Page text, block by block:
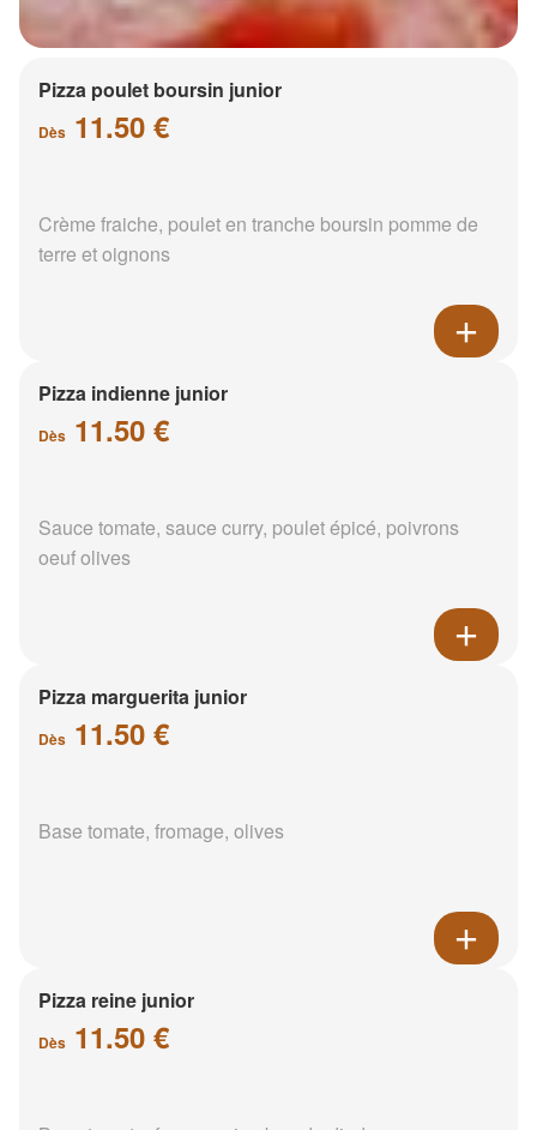
Pizza poulet boursin junior
Dès 11.50 €
Crème fraiche, poulet en tranche boursin pomme de
terre et oignons
Pizza indienne junior
Dès 11.50 €
Sauce tomate, sauce curry, poulet épicé, poivrons
oeuf olives
Pizza marguerita junior
Dès 11.50 €
Base tomate, fromage, olives
Pizza reine junior
Dès 11.50 €